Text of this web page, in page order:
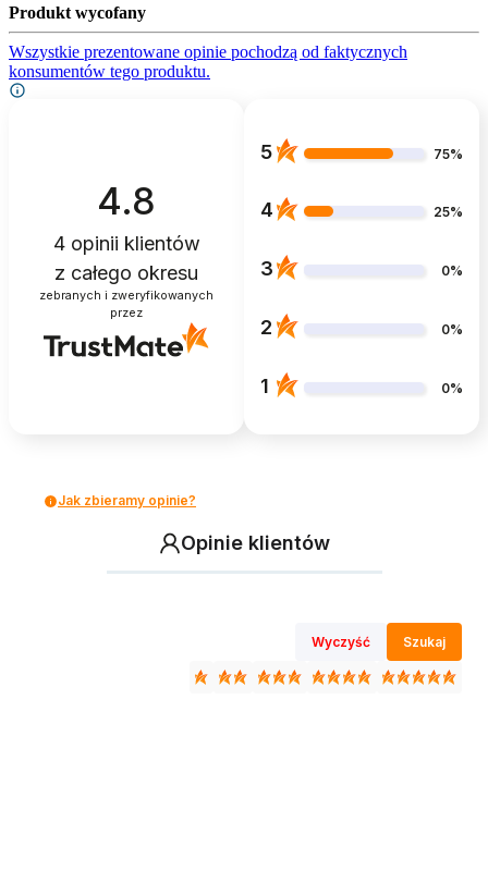
Produkt wycofany
Wszystkie prezentowane opinie pochodzą od faktycznych
konsumentów tego produktu.
4.8
4opinii klientów
z całego okresu
zebranych i zweryfikowanych
przez
5 75%
4 25%
3 0%
2 0%
1 0%
Jak zbieramy opinie?
Opinie klientów
Wyczyść Szukaj